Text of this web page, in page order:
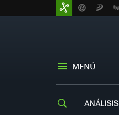
MENÚ
ANÁLISIS